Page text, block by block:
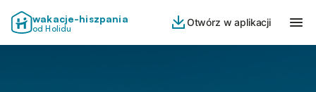
wakacje-hiszpania
od Holidu
Otwórz w aplikacji